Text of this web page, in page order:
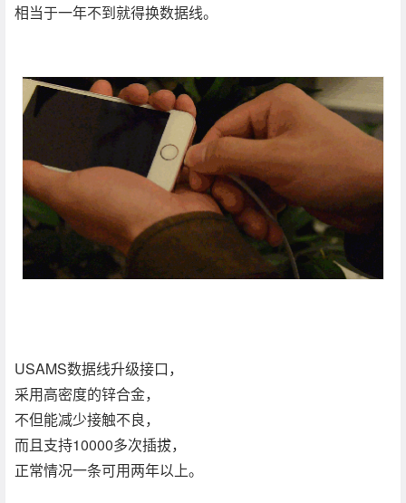
相当于一年不到就得换数据线。
USAMS数据线升级接口，
采用高密度的锌合金，
不但能减少接触不良，
而且支持10000多次插拔，
正常情况一条可用两年以上。